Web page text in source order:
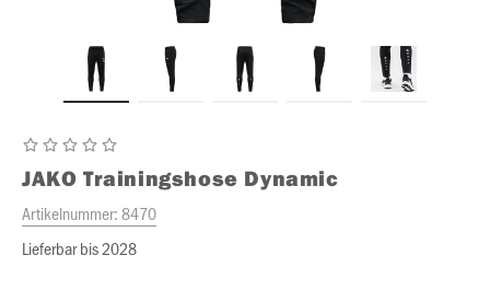
JAKO Trainingshose Dynamic
Artikelnummer:8470
Lieferbar bis 2028